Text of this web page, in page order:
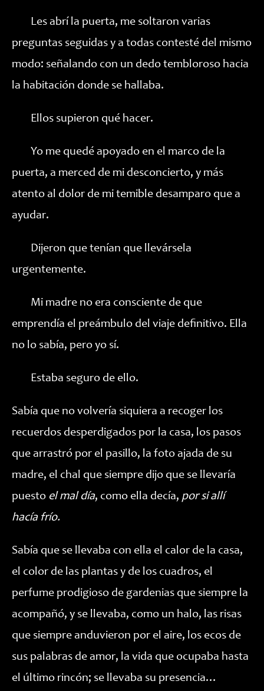
Les abrí la puerta, me soltaron varias
preguntas seguidas y a todas contesté del mismo
modo: señalando con un dedo tembloroso hacia
la habitación donde se hallaba.
Ellos supieron qué hacer.
Yo me quedé apoyado en el marco de la
puerta, a merced de mi desconcierto, y más
atento al dolor de mi temible desamparo que a
ayudar.
Dijeron que tenían que llevársela
urgentemente.
Mi madre no era consciente de que
emprendía el preámbulo del viaje definitivo. Ella
no lo sabía, pero yo sí.
Estaba seguro de ello.
Sabía que no volvería siquiera a recoger los
recuerdos desperdigados por la casa, los pasos
que arrastró por el pasillo, la foto ajada de su
madre, el chal que siempre dijo que se llevaría
puesto el mal día, como ella decía, por si allí
hacía frío.
Sabía que se llevaba con ella el calor de la casa,
el color de las plantas y de los cuadros, el
perfume prodigioso de gardenias que siempre la
acompañó, y se llevaba, como un halo, las risas
que siempre anduvieron por el aire, los ecos de
sus palabras de amor, la vida que ocupaba hasta
el último rincón; se llevaba su presencia…